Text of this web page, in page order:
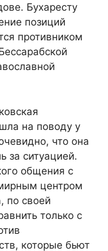
Бухаресту
позиций
противником
на поводу у
что она
за ситуацией.
общения с
центром
по своей
только с
которые бьют